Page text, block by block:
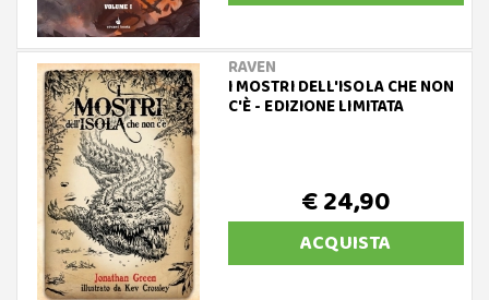
RAVEN
I MOSTRI DELL'ISOLA CHE NON
C'È - EDIZIONE LIMITATA
€ 24,90
ACQUISTA